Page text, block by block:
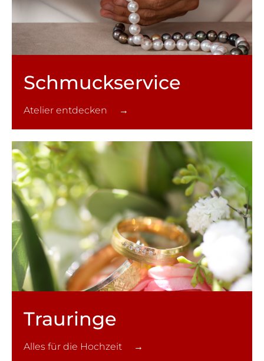
Schmuck­service
Atelier entdecken →
Trauringe
Alles für die Hochzeit →